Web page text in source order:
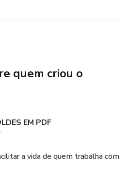
× 170 cm
Modo retrato .
por modelista, mas é
de uma peça piloto para prova de
varia, de acordo com corpos e
BÁSICA, MARGEM DE
MEDIDAS e FOTOS DO
quem criou o
EM PDF
a vida de quem trabalha com